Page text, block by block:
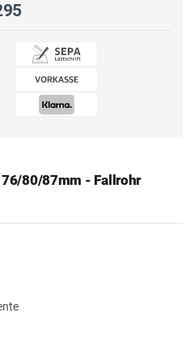
80/87mm - Fallrohr